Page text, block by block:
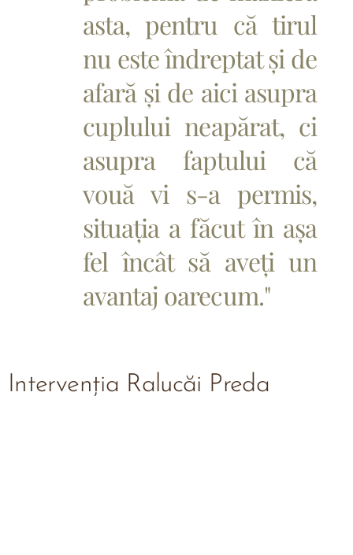
asta, pentru că tirul
nu este îndreptat și de
afară și de aici asupra
cuplului neapărat, ci
asupra faptului că
vouă vi s-a permis,
situația a făcut în așa
fel încât să aveți un
avantaj oarecum."
Intervenția Ralucăi Preda